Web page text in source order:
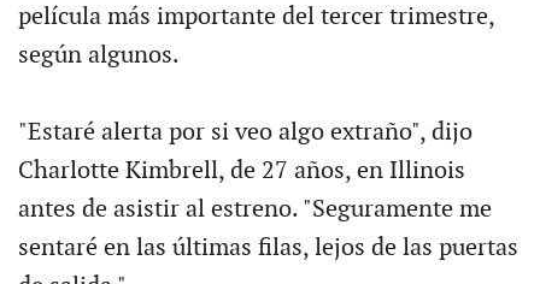
película más importante del tercer trimestre,
según algunos.
"Estaré alerta por si veo algo extraño", dijo
Charlotte Kimbrell, de 27 años, en Illinois
antes de asistir al estreno. "Seguramente me
sentaré en las últimas filas, lejos de las puertas